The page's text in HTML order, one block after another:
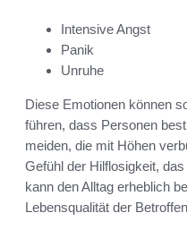
Intensive Angst
Panik
Unruhe
Diese Emotionen können
führen, dass Personen
meiden, die mit Höhen
Gefühl der Hilflosigkeit,
kann den Alltag erheblich
Lebensqualität der